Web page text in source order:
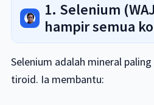
1. Selenium
hampir semua
Selenium adalah mineral
tiroid. Ia membantu: